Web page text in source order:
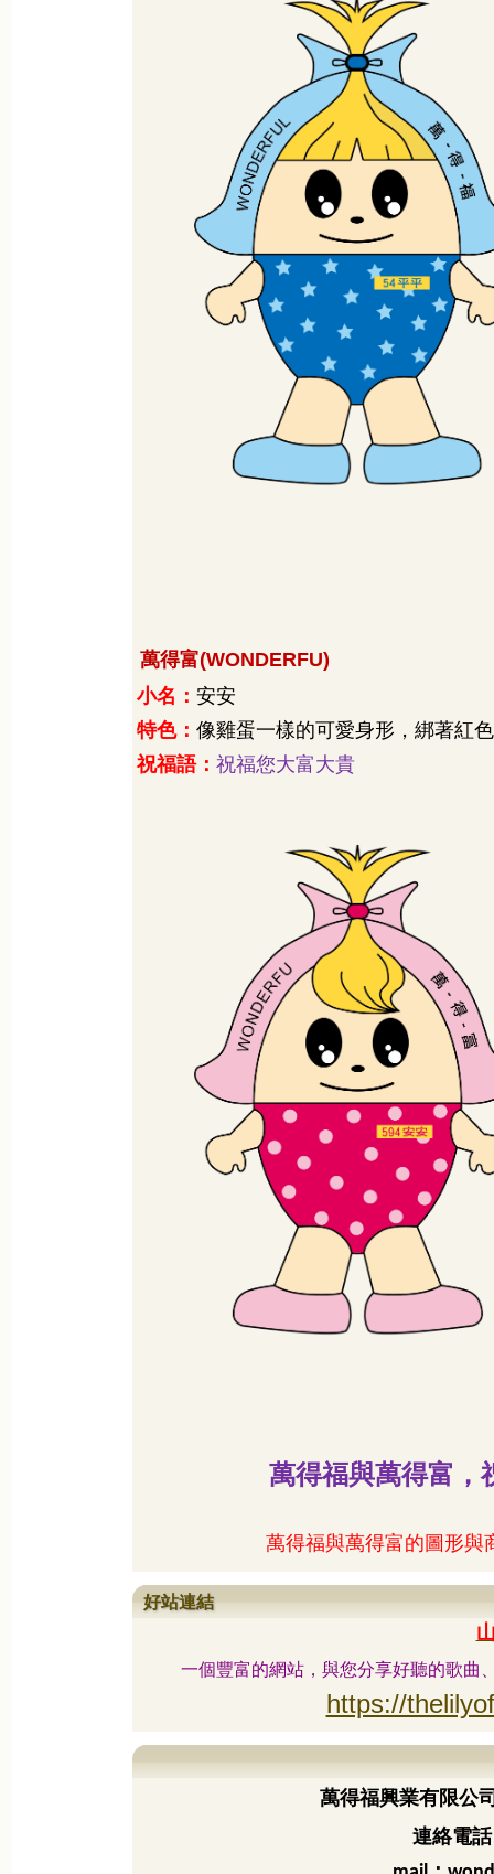
萬得富(WONDERFU)
小名： 安安
特色： 像雞蛋一樣的可愛身形，綁著紅
祝福語： 祝福您大富大貴
萬得福與萬得富，
萬得福與萬得富的圖形與
好站連結
一個豐富的網站，與您分享好聽的歌曲
https://
萬得福興業有限公
連絡電